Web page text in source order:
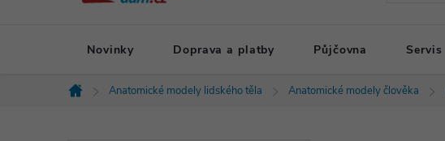
Novinky Doprava a platby Půjčovna Servis
Domů
Anatomické modely lidského těla Anatomické modely člověka